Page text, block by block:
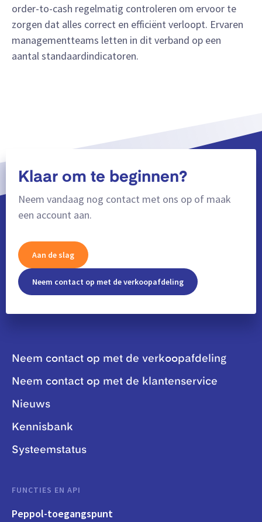
order-to-cash regelmatig controleren om ervoor te
zorgen dat alles correct en efficiënt verloopt. Ervaren
managementteams letten in dit verband op een
aantal standaardindicatoren.
Klaar om te beginnen?
Neem vandaag nog contact met ons op of maak
een account aan.
Aan de slag
Neem contact op met de verkoopafdeling
Neem contact op met de verkoopafdeling
Neem contact op met de klantenservice
Nieuws
Kennisbank
Systeemstatus
FUNCTIES EN API
Peppol-toegangspunt